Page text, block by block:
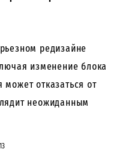
редизайне
изменение блока
отказаться от
неожиданным